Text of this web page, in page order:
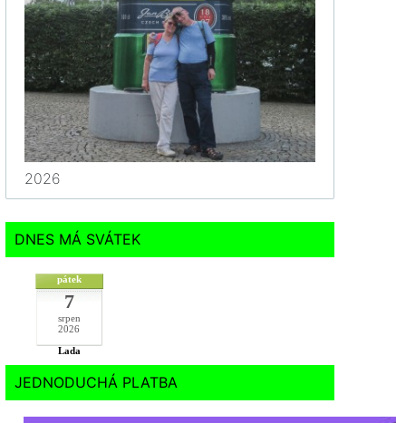
2026
DNES MÁ SVÁTEK
pátek
7
srpen
2026
Lada
JEDNODUCHÁ PLATBA